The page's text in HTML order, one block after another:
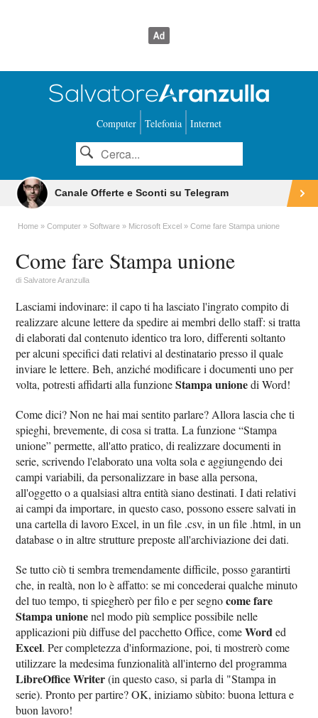
Computer Telefonia Internet
Canale Offerte e Sconti su Telegram
Home Computer Software Microsoft Excel Come fare Stampa unione
Come fare Stampa unione
diSalvatore Aranzulla
Lasciami indovinare: il capo ti ha lasciato l'ingrato compito di
realizzare alcune lettere da spedire ai membri dello staff: si tratta
di elaborati dal contenuto identico tra loro, differenti soltanto
per alcuni specifici dati relativi al destinatario presso il quale
inviare le lettere. Beh, anziché modificare i documenti uno per
volta, potresti affidarti alla funzioneStampa unionedi Word!
Come dici? Non ne hai mai sentito parlare? Allora lascia che ti
spieghi, brevemente, di cosa si tratta. La funzione “Stampa
unione” permette, all'atto pratico, di realizzare documenti in
serie, scrivendo l'elaborato una volta sola e aggiungendo dei
campi variabili, da personalizzare in base alla persona,
all'oggetto o a qualsiasi altra entità siano destinati. I dati relativi
ai campi da importare, in questo caso, possono essere salvati in
una cartella di lavoro Excel, in un file .csv, in un file .html, in un
database o in altre strutture preposte all'archiviazione dei dati.
Se tutto ciò ti sembra tremendamente difficile, posso garantirti
che, in realtà, non lo è affatto: se mi concederai qualche minuto
del tuo tempo, ti spiegherò per filo e per segnocome fare
Stampa unionenel modo più semplice possibile nelle
applicazioni più diffuse del pacchetto Office, comeWorded
Excel. Per completezza d'informazione, poi, ti mostrerò come
utilizzare la medesima funzionalità all'interno del programma
LibreOffice Writer(in questo caso, si parla di "Stampa in
serie). Pronto per partire? OK, iniziamo sùbito: buona lettura e
buon lavoro!